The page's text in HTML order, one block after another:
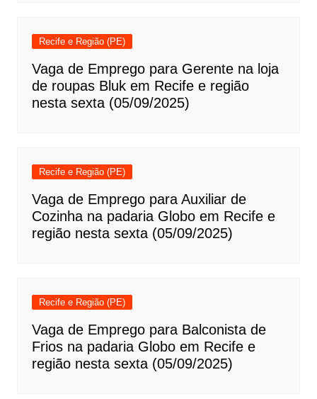
Recife e Região (PE)
Vaga de Emprego para Gerente na loja
de roupas Bluk em Recife e região
nesta sexta (05/09/2025)
Recife e Região (PE)
Vaga de Emprego para Auxiliar de
Cozinha na padaria Globo em Recife e
região nesta sexta (05/09/2025)
Recife e Região (PE)
Vaga de Emprego para Balconista de
Frios na padaria Globo em Recife e
região nesta sexta (05/09/2025)